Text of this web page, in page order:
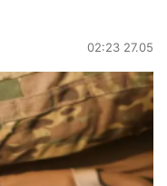
02:23 27.05